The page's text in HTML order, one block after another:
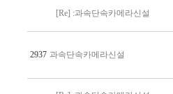
[Re] :과속단속카메라신설
2937 과속단속카메라신설